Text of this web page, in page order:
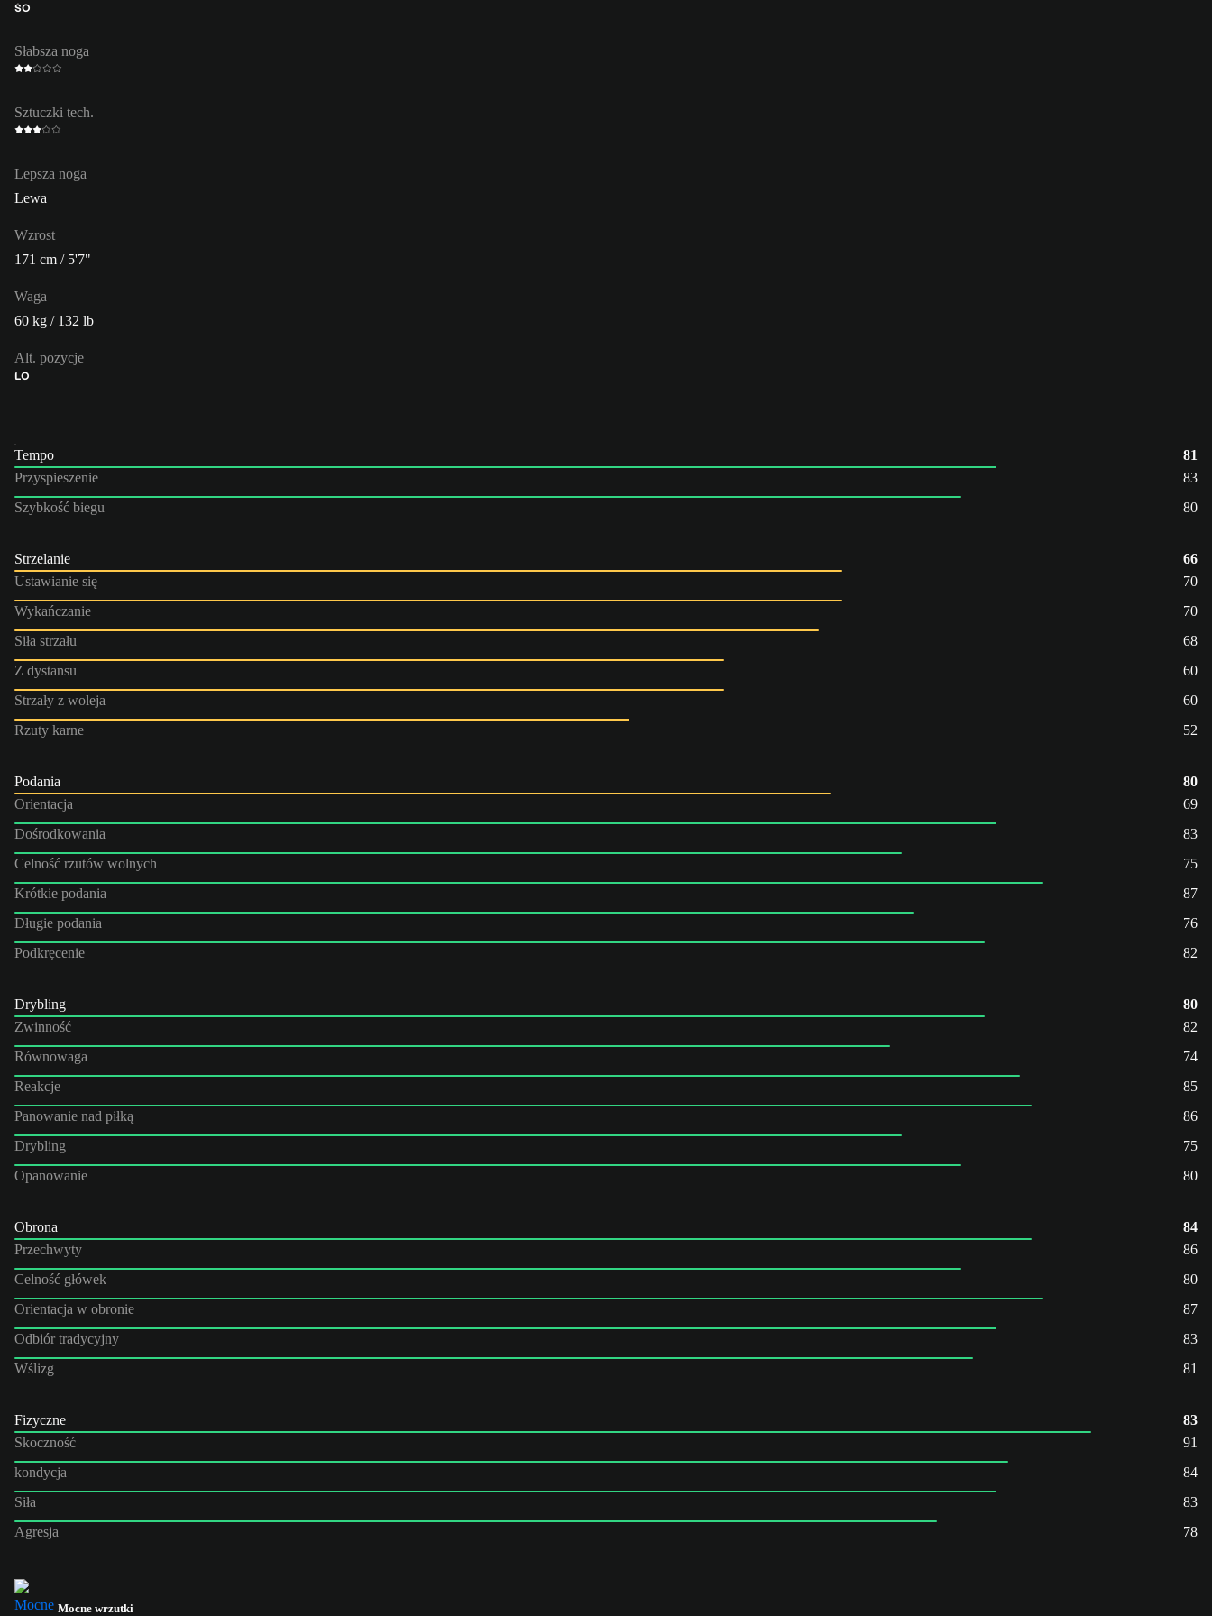
ŚO
Słabsza noga
Sztuczki tech.
Lepsza noga
Lewa
Wzrost
171 cm / 5'7"
Waga
60 kg / 132 lb
Alt. pozycje
LO
Tempo
81
Przyspieszenie
83
Szybkość biegu
80
Strzelanie
66
Ustawianie się
70
Wykańczanie
70
Siła strzału
68
Z dystansu
60
Strzały z woleja
60
Rzuty karne
52
Podania
80
Orientacja
69
Dośrodkowania
83
Celność rzutów wolnych
75
Krótkie podania
87
Długie podania
76
Podkręcenie
82
Drybling
80
Zwinność
82
Równowaga
74
Reakcje
85
Panowanie nad piłką
86
Drybling
75
Opanowanie
80
Obrona
84
Przechwyty
86
Celność główek
80
Orientacja w obronie
87
Odbiór tradycyjny
83
Wślizg
81
Fizyczne
83
Skoczność
91
kondycja
84
Siła
83
Agresja
78
Mocne wrzutki